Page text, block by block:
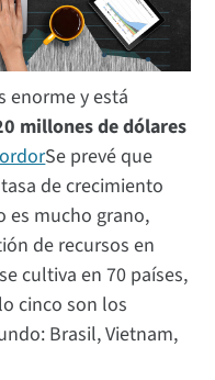
enorme y está
millones de dólares
Se prevé que
de crecimiento
es mucho grano,
de recursos en
cultiva en 70 países,
cinco son los
Brasil, Vietnam,